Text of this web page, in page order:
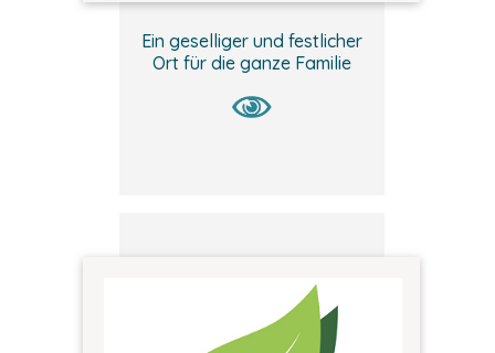
Ein geselliger und festlicher
Ort für die ganze Familie